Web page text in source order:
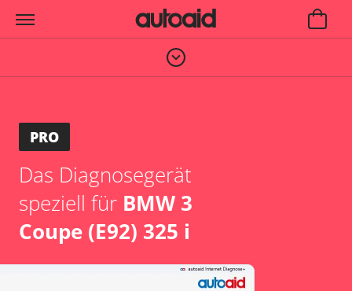
PRO
Das Diagnosegerät
speziell für BMW 3
Coupe (E92) 325 i